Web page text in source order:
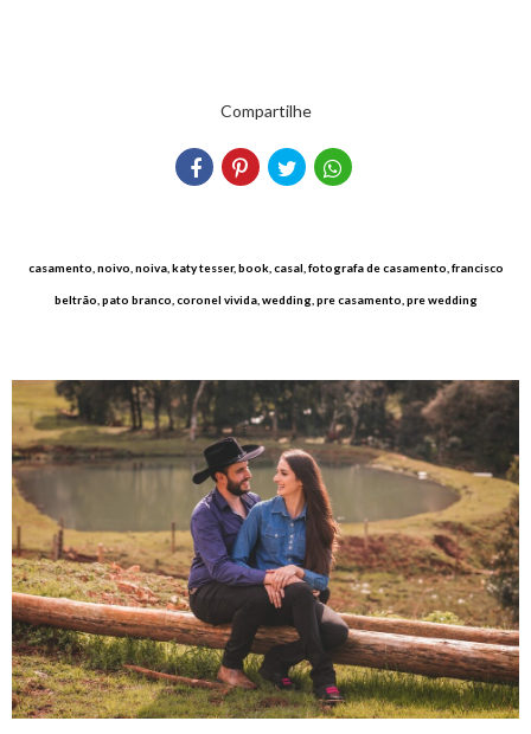
Compartilhe
casamento, noivo, noiva, katy tesser, book, casal, fotografa de casamento, francisco
beltrão, pato branco, coronel vivida, wedding, pre casamento, pre wedding